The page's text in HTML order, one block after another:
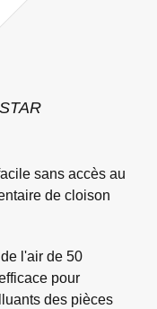
sans accès au
de cloison
l'air de 50
pour
des pièces